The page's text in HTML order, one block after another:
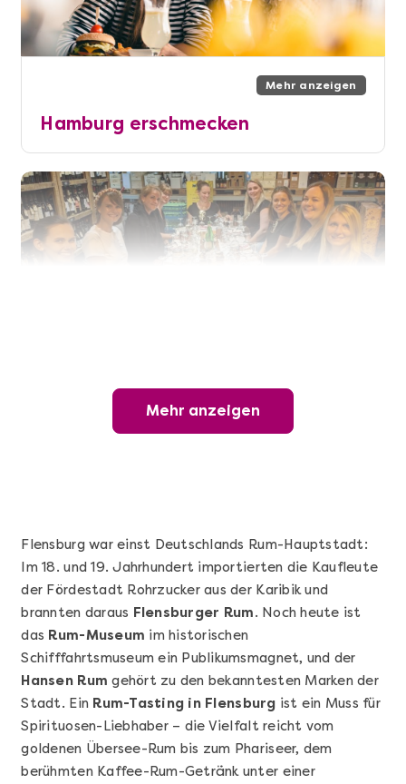
Mehr anzeigen
Hamburg erschmecken
Offene Weinprobe
Mehr anzeigen
Wunderschöner Weinabend
Mehr anzeigen
Flensburg war einst Deutschlands Rum-Hauptstadt:
Im 18. und 19. Jahrhundert importierten die Kaufleute
der Fördestadt Rohrzucker aus der Karibik und
brannten daraus Flensburger Rum. Noch heute ist
das Rum-Museum im historischen
Schifffahrtsmuseum ein Publikumsmagnet, und der
Hansen Rum gehört zu den bekanntesten Marken der
Stadt. Ein Rum-Tasting in Flensburg ist ein Muss für
Spirituosen-Liebhaber – die Vielfalt reicht vom
goldenen Übersee-Rum bis zum Phariseer, dem
berühmten Kaffee-Rum-Getränk unter einer